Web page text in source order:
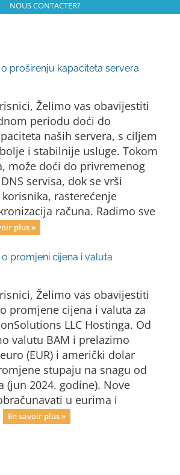
NOUS CONTACTER?
proširenju kapaciteta servera
Želimo vas obavijestiti
periodu doći do
naših servera, s ciljem
i stabilnije usluge. Tokom
može doći do privremenog
servisa, dok se vrši
rasterećenje
računa. Radimo sve
plus »
promjeni cijena i valuta
Želimo vas obavijestiti
promjene cijena i valuta za
LLC Hostinga. Od
valutu BAM i prelazimo
(EUR) i američki dolar
stupaju na snagu od
(jun 2024. godine). Nove
u eurima i
En savoir plus »